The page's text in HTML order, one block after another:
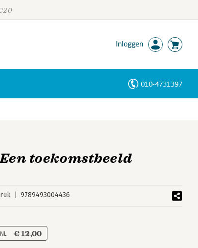
Inloggen
010-4731397
toekomstbeeld
9789493004436
€ 12,00